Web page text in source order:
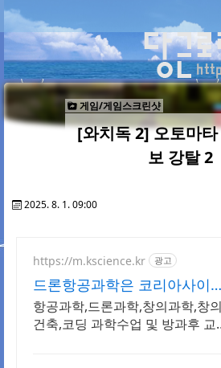
게임/게임스크린샷
[와치독 2] 오토마
보 강탈 2
2025. 8. 1. 09:00
https://m.kscience.kr 광고
드론항공과학은 코리아사이언
스 우주,항공과학 교구
항공과학,드론과학,창의과학,창의
건축,코딩 과학수업 및 방과후 교